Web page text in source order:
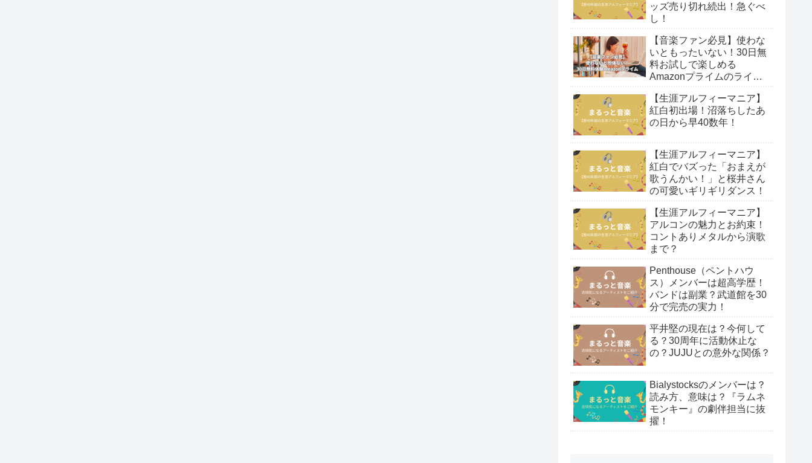
ッズ売り切れ続出！急ぐべ
し！
【音楽ファン必見】使わな
いともったいない！30日無
料お試しで楽しめる
Amazonプライムのライブ
【生涯アルフィーマニア】
紅白初出場！沼落ちしたあ
の日から早40数年！
【生涯アルフィーマニア】
紅白でバズった「おまえが
歌うんかい！」と桜井さん
の可愛いギリギリダンス！
【生涯アルフィーマニア】
アルコンの魅力とお約束！
コントありメタルから演歌
まで？
Penthouse（ペントハウ
ス）メンバーは超高学歴！
バンドは副業？武道館を30
分で完売の実力！
平井堅の現在は？今何して
る？30周年に活動休止な
の？JUJUとの意外な関係？
Bialystocksのメンバーは？
読み方、意味は？『ラムネ
モンキー』の劇伴担当に抜
擢！